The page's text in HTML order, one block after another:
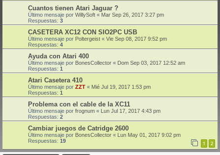
Cuantos tienen Atari Jaguar ?
Último mensaje por WillySoft « Mar Sep 26, 2017 3:27 pm
Respuestas: 3
CASETERA XC12 CON SIO2PC USB
Último mensaje por Poltergeist « Vie Sep 08, 2017 9:52 pm
Respuestas: 4
Ayuda con Atari 400
Último mensaje por BonesCollector « Dom Sep 03, 2017 12:52 am
Respuestas: 1
Atari Casetera 410
Último mensaje por ZZT « Mié Jul 19, 2017 1:53 pm
Respuestas: 1
Problema con el cable de la XC11
Último mensaje por frognum « Lun Jul 17, 2017 4:43 pm
Respuestas: 2
Cambiar juegos de Catridge 2600
Último mensaje por BonesCollector « Lun May 01, 2017 9:02 pm
Respuestas: 19 1 2